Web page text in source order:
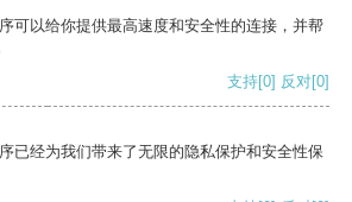
可以给你提供最高速度和安全性的连接，并帮
支持[0] 反对[0]
已经为我们带来了无限的隐私保护和安全性保